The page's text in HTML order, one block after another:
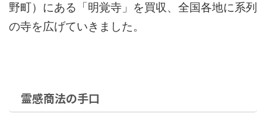
野町）にある「明覚寺」を買収、全国各地に系列
の寺を広げていきました。
霊感商法の手口